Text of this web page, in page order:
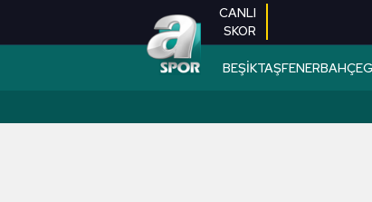
CANLI
SKOR
BEŞİKTAŞFENERBAHÇE